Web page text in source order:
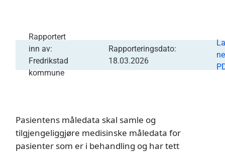
Rapportert
inn av:
Fredrikstad
kommune
Rapporteringsdato:
18.03.2026
Pasientens måledata skal samle og
tilgjengeliggjøre medisinske måledata for
pasienter som er i behandling og har tett